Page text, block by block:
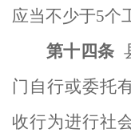
应当不少于5个
第十 四条
门 自行或委托
收行为进行社